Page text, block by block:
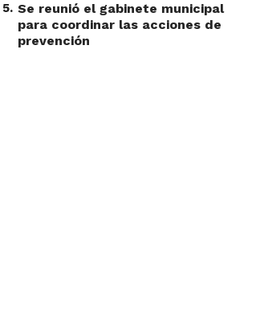
5. Se reunió el gabinete municipal
para coordinar las acciones de
prevención